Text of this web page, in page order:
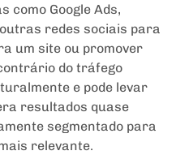
como Google Ads,
redes sociais para
um site ou promover
do tráfego
e pode levar
resultados quase
segmentado para
relevante.